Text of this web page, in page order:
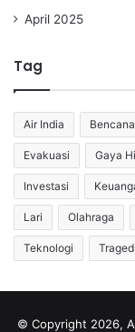
April 2025
Tag
Air India Bencana
Evakuasi Gaya
Investasi
Lari Olahraga
Teknologi Tragedi
© Copyright 2026,